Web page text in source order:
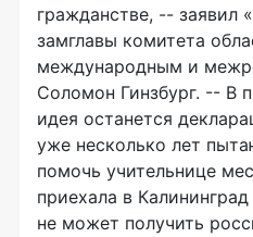
гражданстве, -- заявил
замглавы комитета
международным и
Соломон Гинзбург. -- В
идея останется
уже несколько лет
помочь учительнице
приехала в
не может получить